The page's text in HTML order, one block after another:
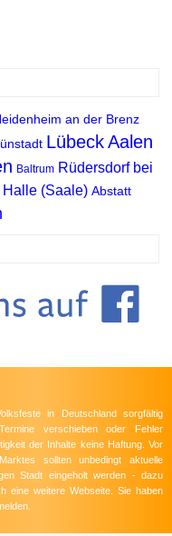
an der Brenz
LübeckAalen
Baltrum Rüdersdorf bei
Halle (Saale) Abstatt
in Deutschland sorgfältig
verschieben oder Fehler
der Inhalte keine Haftung. Vor
sollten unbedingt aktuelle
Stadt eingeholt werden - dazu
eine weitere Webseite. Sie haben